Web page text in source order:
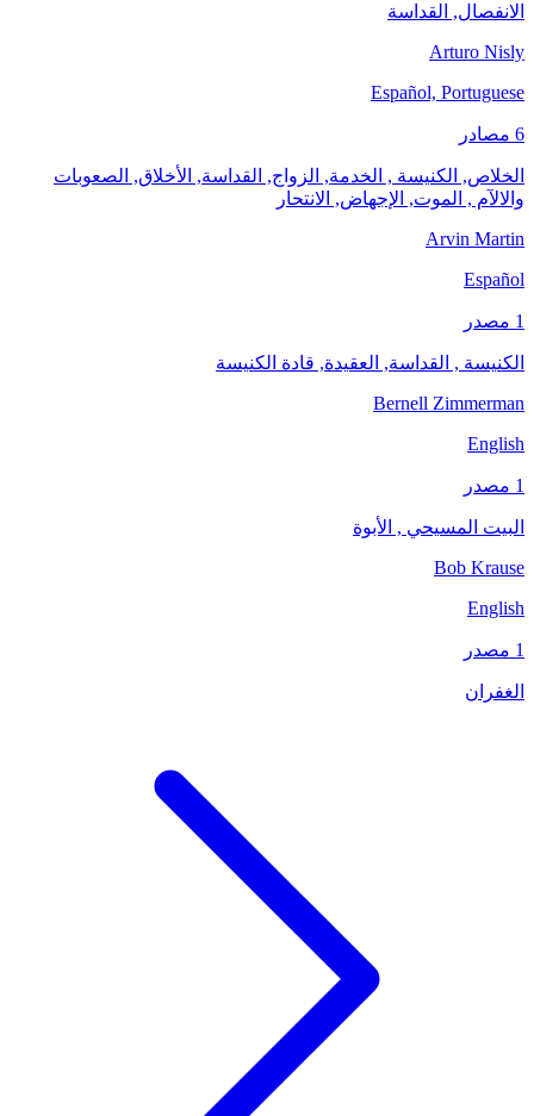
الانفصال, القداسة
Arturo Nisly
Español, Portuguese
6 مصادر
الخلاص, الكنيسة , الخدمة, الزواج, القداسة, الأخلاق, الصعوبات
والالآم , الموت, الإجهاض, الانتحار
Arvin Martin
Español
1 مصدر
الكنيسة , القداسة, العقيدة, قادة الكنيسة
Bernell Zimmerman
English
1 مصدر
البيت المسيحي , الأبوة
Bob Krause
English
1 مصدر
الغفران